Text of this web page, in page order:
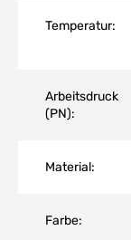
Temperatur:
Arbeitsdruck
(PN):
Material:
Farbe: